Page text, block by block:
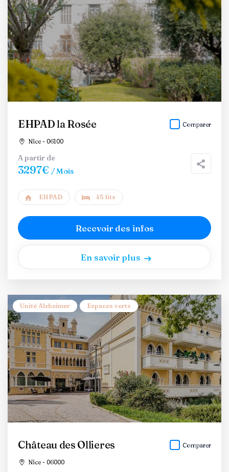
EHPAD la Rosée
Nice - 06100
Comparer
A partir de
3297€ / Mois
EHPAD 45 lits
Recevoir des infos
En savoir plus
Unité Alzheimer Espaces verts
Château des Ollieres
Nice - 06000
Comparer